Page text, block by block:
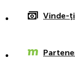
Vinde-